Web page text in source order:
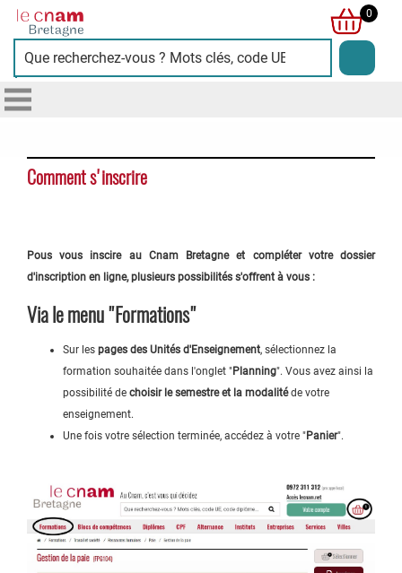
Cnam
Bretagne
0
Comment s'inscrire
Pous vous inscire au Cnam Bretagne et compléter votre dossier
d'inscription en ligne, plusieurs possibilités s'offrent à vous :
Via le menu "Formations"
Sur les pages des Unités d'Enseignement, sélectionnez la
formation souhaitée dans l'onglet "Planning". Vous avez ainsi la
possibilité de choisir le semestre et la modalitéde votre
enseignement.
Une fois votre sélection terminée, accédez à votre "Panier".